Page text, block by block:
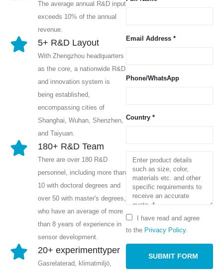
The average annual R&D input
exceeds 10% of the annual
revenue.
5+ R&D Layout
With Zhengzhou headquarters
as the core, a nationwide R&D
and innovation system is
being established,
encompassing cities of
Shanghai, Wuhan, Shenzhen,
and Taiyuan.
180+ R&D Team
There are over 180 R&D
personnel, including more than
10 with doctoral degrees and
over 50 with master's degrees,
who have an average of more
than 8 years of experience in
sensor development.
20+ experimenttyper
Gasrelaterad, klimatmiljö,
Email Address *
Phone/WhatsApp
Country *
I have read and agree
to the Privacy Policy.